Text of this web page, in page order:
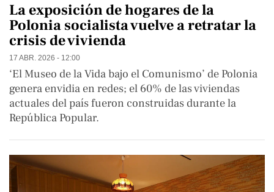
La exposición de hogares de la
Polonia socialista vuelve a retratar la
crisis de vivienda
17 ABR. 2026 - 12:00
‘El Museo de la Vida bajo el Comunismo’ de Polonia
genera envidia en redes; el 60% de las viviendas
actuales del país fueron construidas durante la
República Popular.